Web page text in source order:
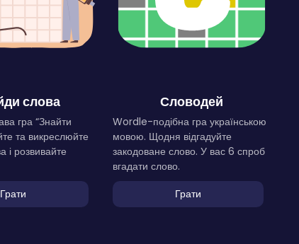
слова
гра “Знайти
та викреслюйте
і розвивайте
Грати
Словодей
Wordle-подібна гра українською
мовою. Щодня відгадуйте
закодоване слово. У вас 6 спроб
вгадати слово.
Грати